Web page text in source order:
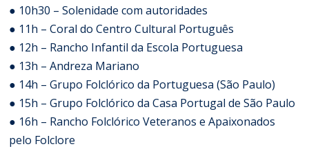
● 10h30 – Solenidade com autoridades
● 11h – Coral do Centro Cultural Português
● 12h – Rancho Infantil da Escola Portuguesa
● 13h – Andreza Mariano
● 14h – Grupo Folclórico da Portuguesa (São Paulo)
● 15h – Grupo Folclórico da Casa Portugal de São Paulo
● 16h – Rancho Folclórico Veteranos e Apaixonados
pelo Folclore